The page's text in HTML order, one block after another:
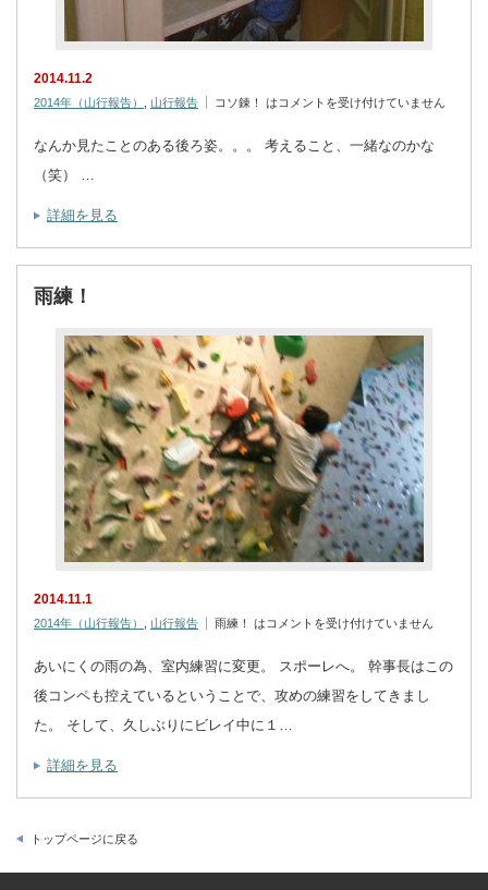
2014.11.2
2014年（山行報告） 山行報告 コソ錬！ は コメントを受け付けていません
なんか見たことのある後ろ姿。。。 考えること、一緒なのかな
（笑） …
詳細を見る
雨練！
2014.11.1
2014年（山行報告） 山行報告 雨練！ は コメントを受け付けていません
あいにくの雨の為、室内練習に変更。 スポーレへ。 幹事長はこの
後コンペも控えているということで、攻めの練習をしてきまし
た。 そして、久しぶりにビレイ中に１…
詳細を見る
トップページに戻る